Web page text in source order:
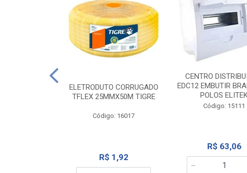
ELETRODUTO CORRUGADO
TFLEX 25MMX50M TIGRE
Código: 16017
R$ 1,92
CENTRO
EDC12 EMBUTIR
POLOS
Código: 15111
R$ 63,06